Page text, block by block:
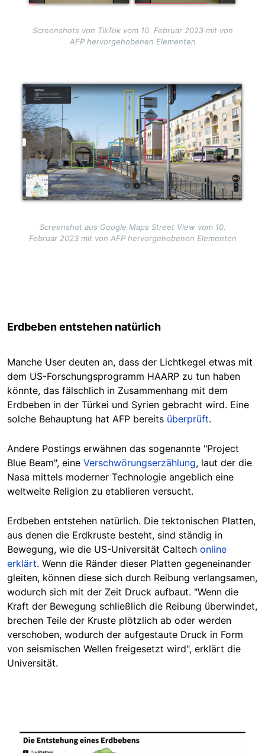
Screenshots von TikTok vom 10. Februar 2023 mit von
AFP hervorgehobenen Elementen
Image
Screenshot aus Google Maps Street View vom 10.
Februar 2023 mit von AFP hervorgehobenen Elementen
Erdbeben entstehen natürlich
Manche User deuten an, dass der Lichtkegel etwas mit
dem US-Forschungsprogramm HAARP zu tun haben
könnte, das fälschlich in Zusammenhang mit dem
Erdbeben in der Türkei und Syrien gebracht wird. Eine
solche Behauptung hat AFP bereits überprüft.
Andere Postings erwähnen das sogenannte "Project
Blue Beam", eine Verschwörungserzählung, laut der die
Nasa mittels moderner Technologie angeblich eine
weltweite Religion zu etablieren versucht.
Erdbeben entstehen natürlich. Die tektonischen Platten,
aus denen die Erdkruste besteht, sind ständig in
Bewegung, wie die US-Universität Caltech online
erklärt. Wenn die Ränder dieser Platten gegeneinander
gleiten, können diese sich durch Reibung verlangsamen,
wodurch sich mit der Zeit Druck aufbaut. "Wenn die
Kraft der Bewegung schließlich die Reibung überwindet,
brechen Teile der Kruste plötzlich ab oder werden
verschoben, wodurch der aufgestaute Druck in Form
von seismischen Wellen freigesetzt wird", erklärt die
Universität.
Image